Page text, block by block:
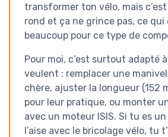
transformer ton vélo, mais
rond et ça ne grince pas, ce qui
beaucoup pour ce type de
Pour moi, c’est surtout adapté
veulent : remplacer une
chère, ajuster la longueur (152
pour leur pratique, ou monter
avec un moteur ISIS. Si tu es
l’aise avec le bricolage vélo, tu